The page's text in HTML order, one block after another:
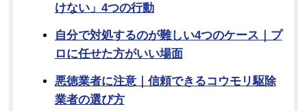
けない」4つの行動
自分で対処するのが難しい4つのケース｜プ
ロに任せた方がいい場面
悪徳業者に注意｜信頼できるコウモリ駆除
業者の選び方